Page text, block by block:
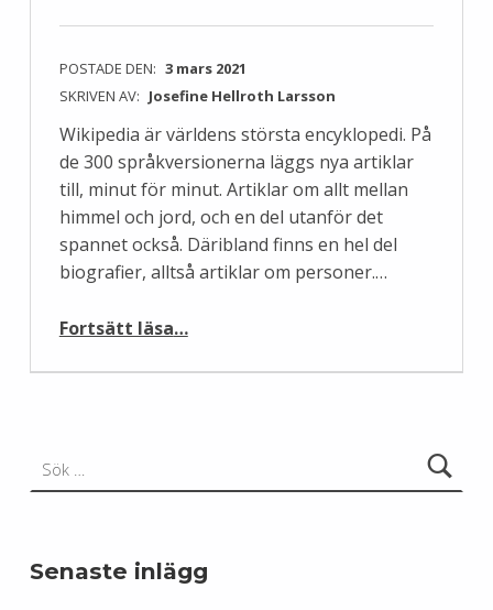
POSTADE DEN: 3 mars 2021
SKRIVEN AV: Josefine Hellroth Larsson
Wikipedia är världens största encyklopedi. På
de 300 språkversionerna läggs nya artiklar
till, minut för minut. Artiklar om allt mellan
himmel och jord, och en del utanför det
spannet också. Däribland finns en hel del
biografier, alltså artiklar om personer.…
Fortsätt läsa…
Senaste inlägg